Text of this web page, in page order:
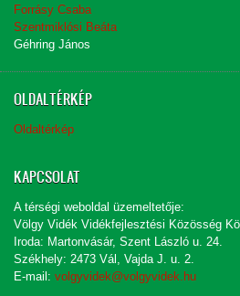
Forrásy Csaba
Szentmiklósi Beáta
Géhring János
OLDALTÉRKÉP
Oldaltérkép
KAPCSOLAT
A térségi weboldal üzemeltetője:
Völgy Vidék Vidékfejlesztési Közösség
Iroda: Martonvásár, Szent László u. 24.
Székhely: 2473 Vál, Vajda J. u. 2.
E-mail: volgyvidek@volgyvidek.hu